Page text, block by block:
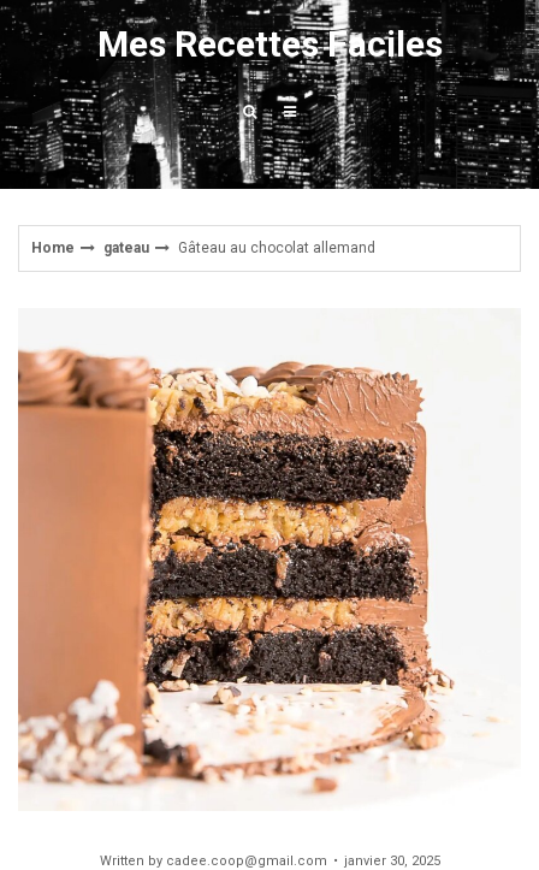
Skip
to
content
Mes Recettes Faciles
Home gateau Gâteau au chocolat allemand
Written by cadee.coop@gmail.com janvier 30, 2025